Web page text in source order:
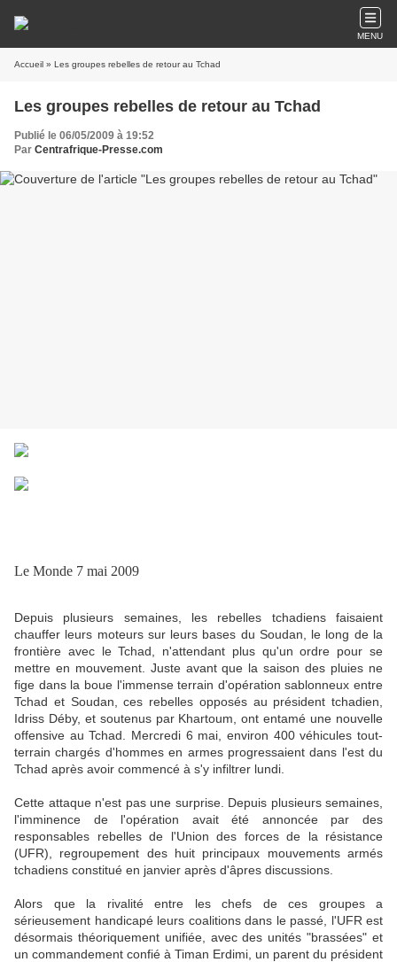
MENU
Accueil » Les groupes rebelles de retour au Tchad
Les groupes rebelles de retour au Tchad
Publié le 06/05/2009 à 19:52
Par Centrafrique-Presse.com
Le Monde 7 mai 2009
Depuis plusieurs semaines, les rebelles tchadiens faisaient
chauffer leurs moteurs sur leurs bases du Soudan, le long de la
frontière avec le Tchad, n'attendant plus qu'un ordre pour se
mettre en mouvement. Juste avant que la saison des pluies ne
fige dans la boue l'immense terrain d'opération sablonneux entre
Tchad et Soudan, ces rebelles opposés au président tchadien,
Idriss Déby, et soutenus par Khartoum, ont entamé une nouvelle
offensive au Tchad. Mercredi 6 mai, environ 400 véhicules tout-
terrain chargés d'hommes en armes progressaient dans l'est du
Tchad après avoir commencé à s'y infiltrer lundi.
Cette attaque n'est pas une surprise. Depuis plusieurs semaines,
l'imminence de l'opération avait été annoncée par des
responsables rebelles de l'Union des forces de la résistance
(UFR), regroupement des huit principaux mouvements armés
tchadiens constitué en janvier après d'âpres discussions.
Alors que la rivalité entre les chefs de ces groupes a
sérieusement handicapé leurs coalitions dans le passé, l'UFR est
désormais théoriquement unifiée, avec des unités "brassées" et
un commandement confié à Timan Erdimi, un parent du président